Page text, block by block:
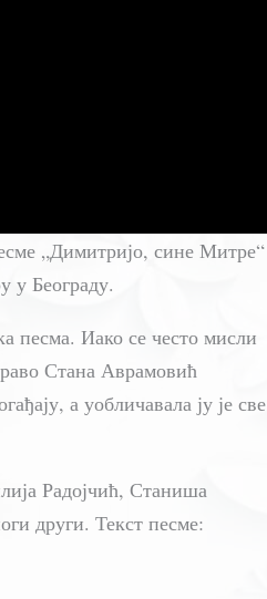
„Димитријо, сине Митре“
у Београду.
песма. Иако се често мисли
Стана Аврамовић
а уобличавала ју је све
Радојчић, Станиша
други. Текст песме: